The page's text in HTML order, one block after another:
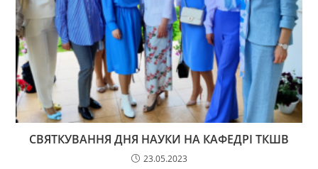
СВЯТКУВАННЯ ДНЯ НАУКИ НА КАФЕДРІ ТКШВ
23.05.2023